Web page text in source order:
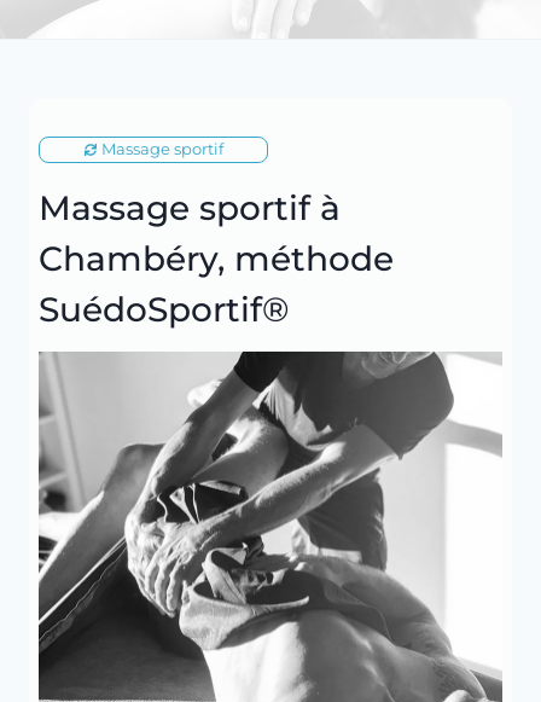
Massage sportif
Massage sportif à
Chambéry, méthode
SuédoSportif®